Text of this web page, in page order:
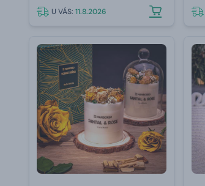
U VÁS: 11.8.2026